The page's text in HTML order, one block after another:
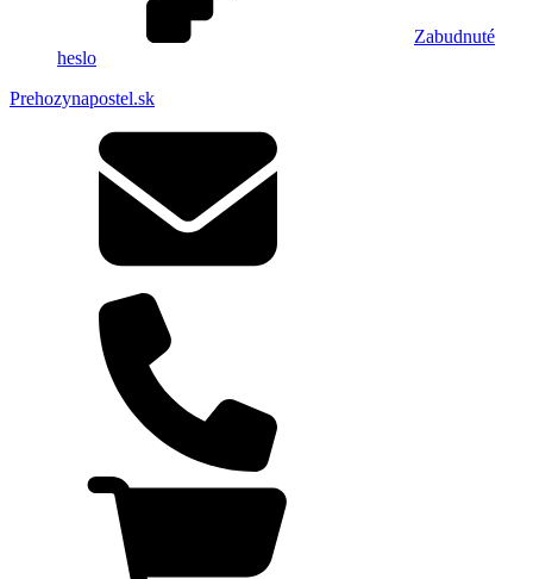
Zabudnuté
heslo
Prehozynapostel.sk